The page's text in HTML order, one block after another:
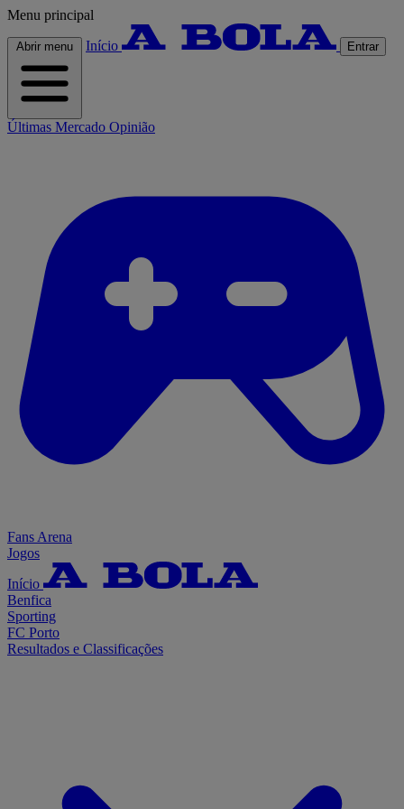
Menu principal
Abrir menu Início Entrar
Últimas Mercado Opinião
Fans Arena
Jogos
Início
Benfica
Sporting
FC Porto
Resultados e Classificações